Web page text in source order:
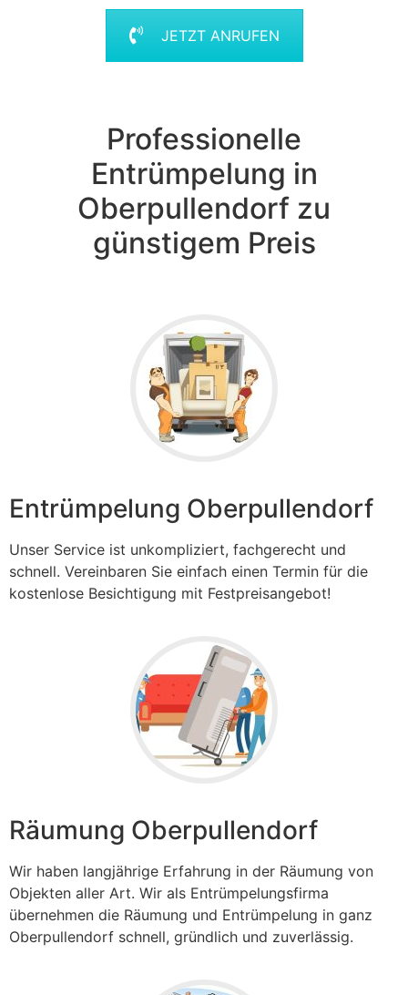
JETZT ANRUFEN
Professionelle
Entrümpelung in
Oberpullendorf zu
günstigem Preis
Entrümpelung Oberpullendorf
Unser Service ist unkompliziert, fachgerecht und
schnell. Vereinbaren Sie einfach einen Termin für die
kostenlose Besichtigung mit Festpreisangebot!
Räumung Oberpullendorf
Wir haben langjährige Erfahrung in der Räumung von
Objekten aller Art. Wir als Entrümpelungsfirma
übernehmen die Räumung und Entrümpelung in ganz
Oberpullendorf schnell, gründlich und zuverlässig.